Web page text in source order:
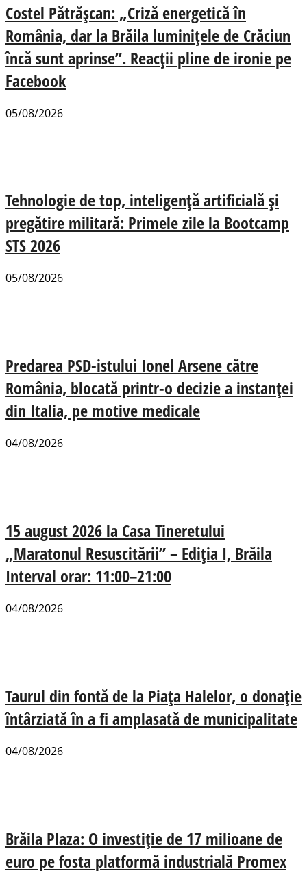
Costel Pătrășcan: „Criză energetică în
România, dar la Brăila luminițele de Crăciun
încă sunt aprinse”. Reacții pline de ironie pe
Facebook
05/08/2026
Tehnologie de top, inteligență artificială și
pregătire militară: Primele zile la Bootcamp
STS 2026
05/08/2026
Predarea PSD-istului Ionel Arsene către
România, blocată printr-o decizie a instanței
din Italia, pe motive medicale
04/08/2026
15 august 2026 la Casa Tineretului
„Maratonul Resuscitării” – Ediția I, Brăila
Interval orar: 11:00–21:00
04/08/2026
Taurul din fontă de la Piața Halelor, o donație
întârziată în a fi amplasată de municipalitate
04/08/2026
Brăila Plaza: O investiție de 17 milioane de
euro pe fosta platformă industrială Promex